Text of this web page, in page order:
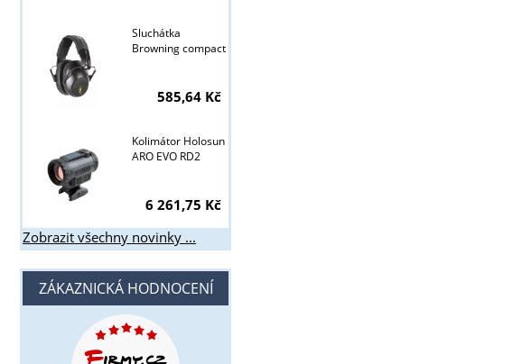
Sluchátka
Browning compact
585,64 Kč
Kolimátor Holosun
ARO EVO RD2
6 261,75 Kč
Zobrazit všechny novinky ...
ZÁKAZNICKÁ HODNOCENÍ